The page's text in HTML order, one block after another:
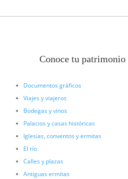
Conoce tu patrimonio
Documentos gráficos
Viajes y viajeros
Bodegas y vinos
Palacios y casas históricas
Iglesias, conventos y ermitas
El río
Calles y plazas
Antiguas ermitas